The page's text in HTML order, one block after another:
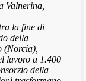
Valnerina,
la fine di
della
(Norcia),
lavoro a 1.400
della